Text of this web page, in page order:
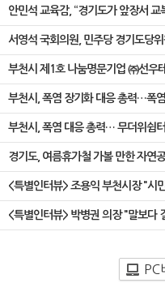
안민석 교육감, “경기도가 앞장서 교
서영석 국회의원, 민주당 경기도당위
부천시 제1호 나눔명문기업 ㈜선우
부천시, 폭염 장기화 대응 총력…폭
부천시, 폭염 대응 총력… 무더위쉼터
경기도, 여름휴가철 가볼 만한 자연
<특별인터뷰> 조용익 부천시장 "시
<특별인터뷰> 박병권 의장 "말보다
PC